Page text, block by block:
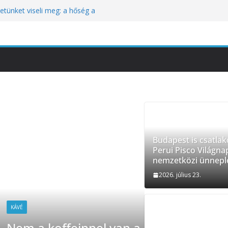
viseli meg: a hőség a
Sajtóesemény
Budapest is
Perui Pisco
nemzetközi
2026. július 23.